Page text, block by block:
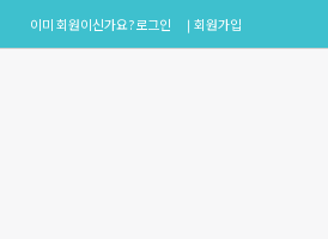
이미 회원이신가요?로그인 회원가입